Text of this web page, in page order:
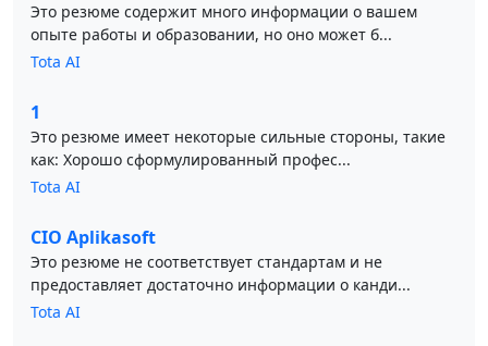
Это резюме содержит много информации о вашем
опыте работы и образовании, но оно может б...
Tota AI
1
Это резюме имеет некоторые сильные стороны, такие
как: Хорошо сформулированный профес...
Tota AI
CIO Aplikasoft
Это резюме не соответствует стандартам и не
предоставляет достаточно информации о канди...
Tota AI